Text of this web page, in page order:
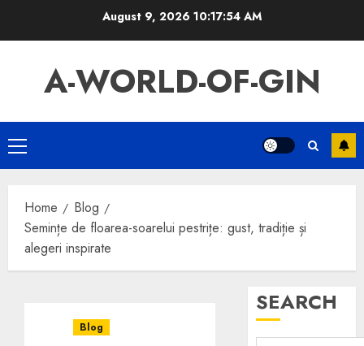
August 9, 2026 10:17:54 AM
A-WORLD-OF-GIN
Primary
Menu
Home
Blog
Semințe de floarea-soarelui pestrițe: gust, tradiție și
alegeri inspirate
Blog
SEARCH